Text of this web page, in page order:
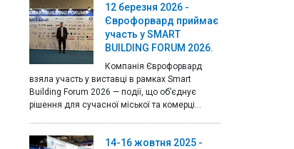
12 березня 2026 -
Єврофорвард приймає
участь у SMART
BUILDING FORUM 2026.
Компанія Єврофорвард
взяла участь у виставці в рамках Smart
Building Forum 2026 — події, що об’єднує
рішення для сучасної міської та комерці...
14-16 жовтня 2025 -